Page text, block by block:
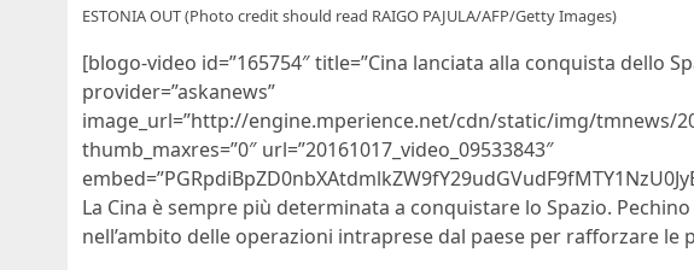
ESTONIA OUT (Photo credit should read RAIGO PAJULA/AFP/Getty Images)
[blogo-video id=”165754″ title=”Cina lanciata alla conquista dello
provider=”askanews”
image_url=”http://engine.mperience.net/cdn/static/img/tmnews/
thumb_maxres=”0″ url=”20161017_video_09533843″
La Cina è sempre più determinata a conquistare lo Spazio.
nell’ambito delle operazioni intraprese dal paese per rafforzare le